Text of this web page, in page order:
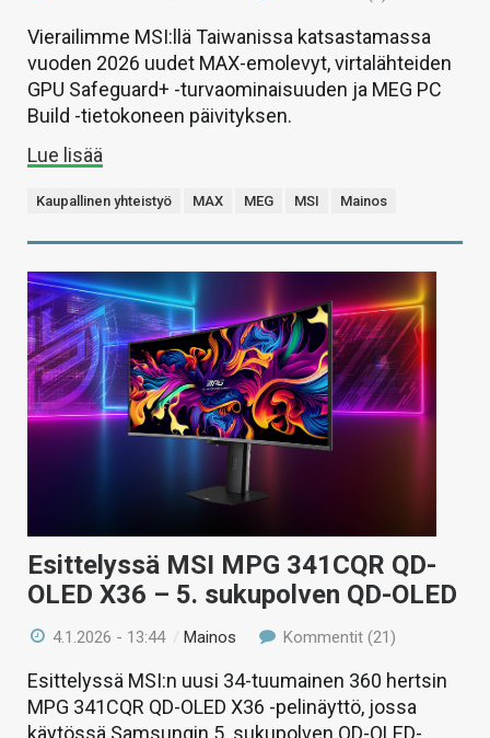
Vierailimme MSI:llä Taiwanissa katsastamassa
vuoden 2026 uudet MAX-emolevyt, virtalähteiden
GPU Safeguard+ -turvaominaisuuden ja MEG PC
Build -tietokoneen päivityksen.
Lue lisää
Kaupallinen yhteistyö MAX MEG MSI Mainos
Esittelyssä MSI MPG 341CQR QD-
OLED X36 – 5. sukupolven QD-OLED
4.1.2026 - 13:44 / Mainos Kommentit (21)
Esittelyssä MSI:n uusi 34-tuumainen 360 hertsin
MPG 341CQR QD-OLED X36 -pelinäyttö, jossa